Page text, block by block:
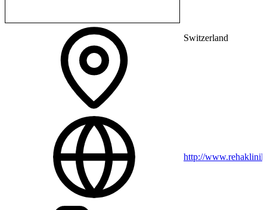
Switzerland
http://